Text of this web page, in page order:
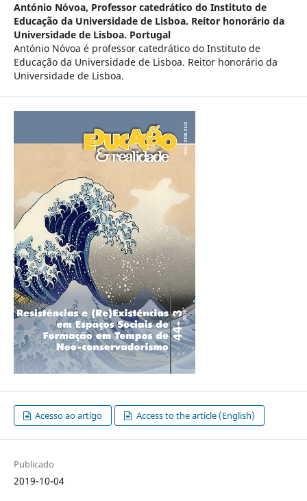
António Nóvoa, Professor catedrático do Instituto de
Educação da Universidade de Lisboa. Reitor honorário da
Universidade de Lisboa. Portugal
António Nóvoa é professor catedrático do Instituto de
Educação da Universidade de Lisboa. Reitor honorário da
Universidade de Lisboa.
Acesso ao artigo Access to the article (English)
Publicado
2019-10-04